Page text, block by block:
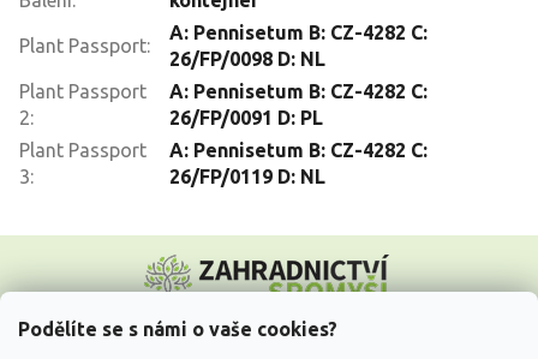
Podělíte se s námi o vaše cookies?
Plant Passport:
A: Pennisetum B: CZ-4282 C:
26/FP/0098 D: NL
Plant Passport
2:
A: Pennisetum B: CZ-4282 C:
26/FP/0091 D: PL
Plant Passport
3:
A: Pennisetum B: CZ-4282 C:
26/FP/0119 D: NL
p